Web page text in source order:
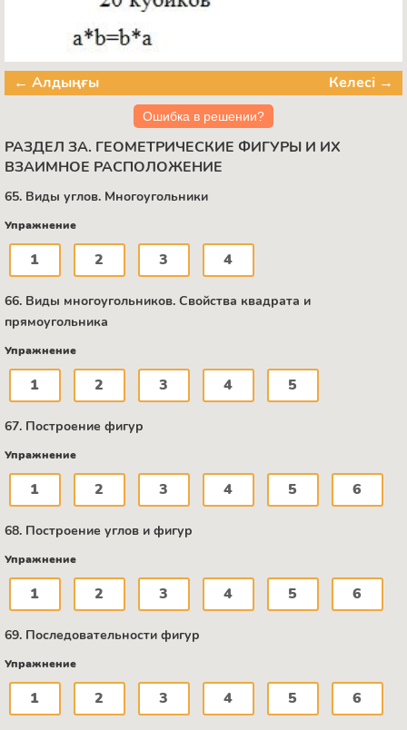
← Алдыңғы Келесі →
Ошибка в решении?
РАЗДЕЛ ЗА. ГЕОМЕТРИЧЕСКИЕ ФИГУРЫ И ИХ
ВЗАИМНОЕ РАСПОЛОЖЕНИЕ
65. Виды углов. Многоугольники
Упражнение
1 2 3 4
66. Виды многоугольников. Свойства квадрата и
прямоугольника
Упражнение
1 2 3 4 5
67. Построение фигур
Упражнение
1 2 3 4 5 6
68. Построение углов и фигур
Упражнение
1 2 3 4 5 6
69. Последовательности фигур
Упражнение
1 2 3 4 5 6